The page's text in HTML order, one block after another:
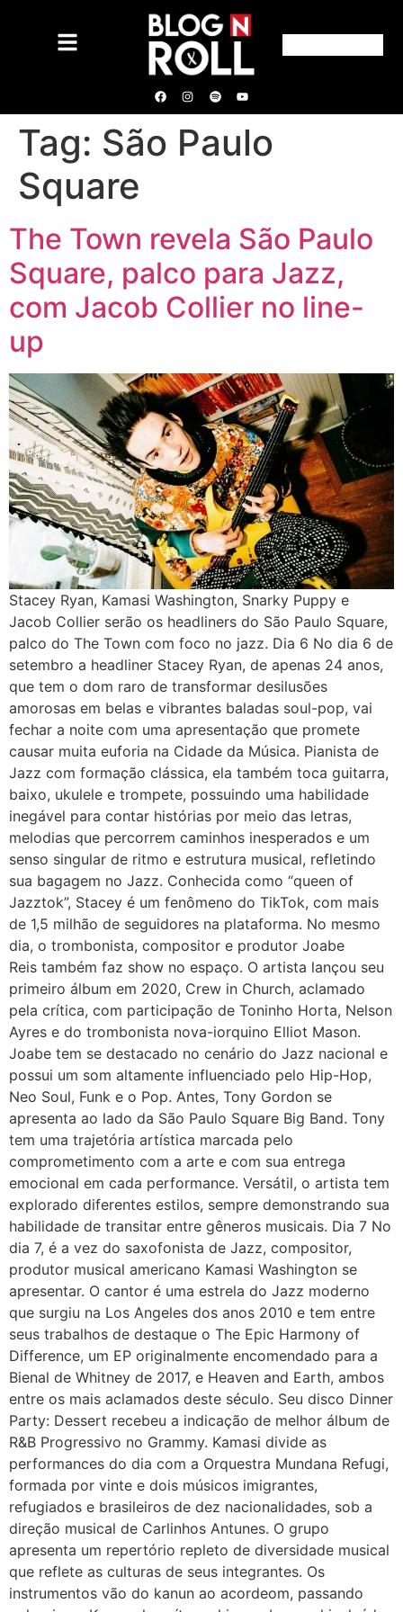
Tag: São Paulo
Square
The Town revela São Paulo
Square, palco para Jazz,
com Jacob Collier no line-
up
Stacey Ryan, Kamasi Washington, Snarky Puppy e
Jacob Collier serão os headliners do São Paulo Square,
palco do The Town com foco no jazz. Dia 6 No dia 6 de
setembro a headliner Stacey Ryan, de apenas 24 anos,
que tem o dom raro de transformar desilusões
amorosas em belas e vibrantes baladas soul-pop, vai
fechar a noite com uma apresentação que promete
causar muita euforia na Cidade da Música. Pianista de
Jazz com formação clássica, ela também toca guitarra,
baixo, ukulele e trompete, possuindo uma habilidade
inegável para contar histórias por meio das letras,
melodias que percorrem caminhos inesperados e um
senso singular de ritmo e estrutura musical, refletindo
sua bagagem no Jazz. Conhecida como “queen of
Jazztok”, Stacey é um fenômeno do TikTok, com mais
de 1,5 milhão de seguidores na plataforma. No mesmo
dia, o trombonista, compositor e produtor Joabe
Reis também faz show no espaço. O artista lançou seu
primeiro álbum em 2020, Crew in Church, aclamado
pela crítica, com participação de Toninho Horta, Nelson
Ayres e do trombonista nova-iorquino Elliot Mason.
Joabe tem se destacado no cenário do Jazz nacional e
possui um som altamente influenciado pelo Hip-Hop,
Neo Soul, Funk e o Pop. Antes, Tony Gordon se
apresenta ao lado da São Paulo Square Big Band. Tony
tem uma trajetória artística marcada pelo
comprometimento com a arte e com sua entrega
emocional em cada performance. Versátil, o artista tem
explorado diferentes estilos, sempre demonstrando sua
habilidade de transitar entre gêneros musicais. Dia 7 No
dia 7, é a vez do saxofonista de Jazz, compositor,
produtor musical americano Kamasi Washington se
apresentar. O cantor é uma estrela do Jazz moderno
que surgiu na Los Angeles dos anos 2010 e tem entre
seus trabalhos de destaque o The Epic Harmony of
Difference, um EP originalmente encomendado para a
Bienal de Whitney de 2017, e Heaven and Earth, ambos
entre os mais aclamados deste século. Seu disco Dinner
Party: Dessert recebeu a indicação de melhor álbum de
R&B Progressivo no Grammy. Kamasi divide as
performances do dia com a Orquestra Mundana Refugi,
formada por vinte e dois músicos imigrantes,
refugiados e brasileiros de dez nacionalidades, sob a
direção musical de Carlinhos Antunes. O grupo
apresenta um repertório repleto de diversidade musical
que reflete as culturas de seus integrantes. Os
instrumentos vão do kanun ao acordeom, passando